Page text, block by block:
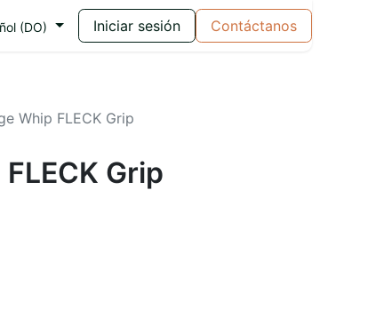
(DO) Iniciar sesión Contáctanos
Whip FLECK Grip
Grip